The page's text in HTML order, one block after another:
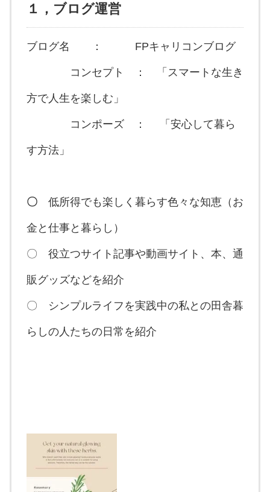
１，ブログ運営
ブログ名 ： FPキャリコンブログ
コンセプト ： 「スマートな生き
方で人生を楽しむ」
コンポーズ ： 「安心して暮ら
す方法」
〇 低所得でも楽しく暮らす色々な知恵（お
金と仕事と暮らし）
〇 役立つサイト記事や動画サイト、本、通
販グッズなどを紹介
〇 シンプルライフを実践中の私との田舎暮
らしの人たちの日常を紹介